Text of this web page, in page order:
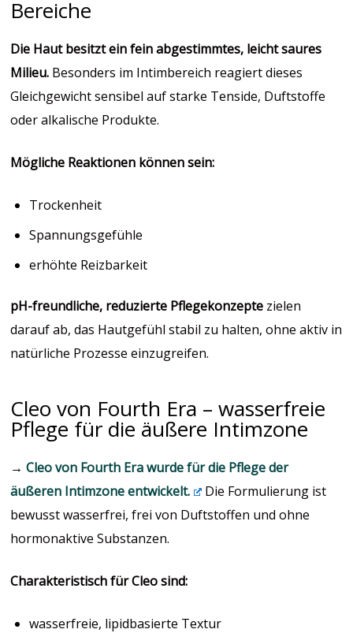
Bereiche
Die Haut besitzt ein fein abgestimmtes, leicht saures
Milieu. Besonders im Intimbereich reagiert dieses
Gleichgewicht sensibel auf starke Tenside, Duftstoffe
oder alkalische Produkte.
Mögliche Reaktionen können sein:
Trockenheit
Spannungsgefühle
erhöhte Reizbarkeit
pH-freundliche, reduzierte Pflegekonzepte zielen
darauf ab, das Hautgefühl stabil zu halten, ohne aktiv in
natürliche Prozesse einzugreifen.
Cleo von Fourth Era – wasserfreie
Pflege für die äußere Intimzone
→ Cleo von Fourth Era wurde für die Pflege der
äußeren Intimzone entwickelt.
Die Formulierung ist
bewusst wasserfrei, frei von Duftstoffen und ohne
hormonaktive Substanzen.
Charakteristisch für Cleo sind:
wasserfreie, lipidbasierte Textur